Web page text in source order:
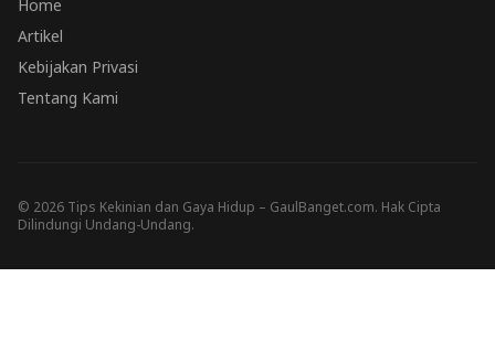
Home
Artikel
Kebijakan Privasi
Tentang Kami
© 2026 Tips Kekinian dan Gaya Hidup – GaulBanget.com. Hak Cipta
Dilindungi Undang-Undang.